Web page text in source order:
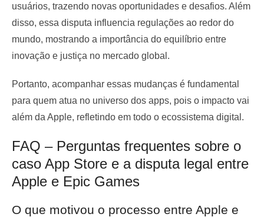
usuários, trazendo novas oportunidades e desafios. Além
disso, essa disputa influencia regulações ao redor do
mundo, mostrando a importância do equilíbrio entre
inovação e justiça no mercado global.
Portanto, acompanhar essas mudanças é fundamental
para quem atua no universo dos apps, pois o impacto vai
além da Apple, refletindo em todo o ecossistema digital.
FAQ – Perguntas frequentes sobre o
caso App Store e a disputa legal entre
Apple e Epic Games
O que motivou o processo entre Apple e